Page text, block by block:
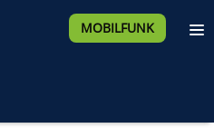
MOBILFUNK